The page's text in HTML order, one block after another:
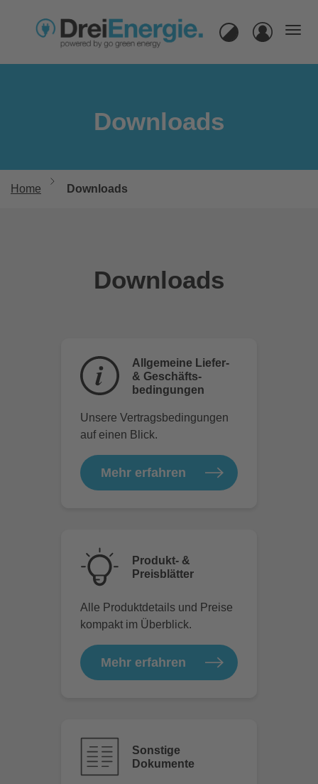
Downloads
Home Downloads
Downloads
Allgemeine Liefer-
& Geschäfts-
bedingungen
Unsere Vertragsbedingungen
auf einen Blick.
Mehr erfahren
Produkt- &
Preisblätter
Alle Produktdetails und Preise
kompakt im Überblick.
Mehr erfahren
Sonstige
Dokumente